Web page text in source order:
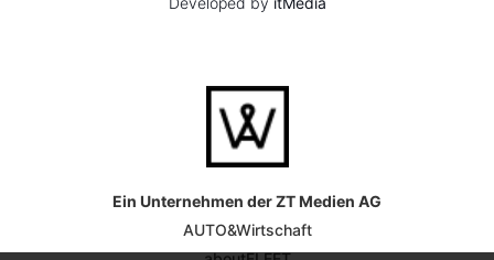
Ein Unternehmen der ZT Medien AG
AUTO&Wirtschaft